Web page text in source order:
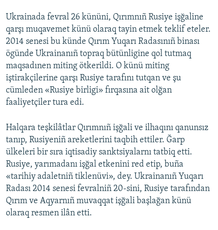
Ukrainada fevral 26 kününi, Qırımnıñ Rusiye işğaline
qarşı muqavemet künü olaraq tayin etmek teklif eteler.
2014 senesi bu künde Qırım Yuqarı Radasınıñ binası
ögünde Ukrainanıñ topraq bütünligine qol tutmaq
maqsadınen miting ötkerildi. O künü miting
iştirakçilerine qarşı Rusiye tarafını tutqan ve şu
cümleden «Rusiye birligi» fırqasına ait olğan
faaliyetçiler tura edi.
Halqara teşkilâtlar Qırımnıñ işğali ve ilhaqını qanunsız
tanıp, Rusiyeniñ areketlerini taqbih ettiler. Ğarp
ülkeleri bir sıra iqtisadiy sanktsiyalarnı tatbiq etti.
Rusiye, yarımadanı işğal etkenini red etip, buña
«tarihiy adaletniñ tiklenüvi», dey. Ukrainanıñ Yuqarı
Radası 2014 senesi fevralniñ 20-sini, Rusiye tarafından
Qırım ve Aqyarnıñ muvaqqat işğali başlağan künü
olaraq resmen ilân etti.